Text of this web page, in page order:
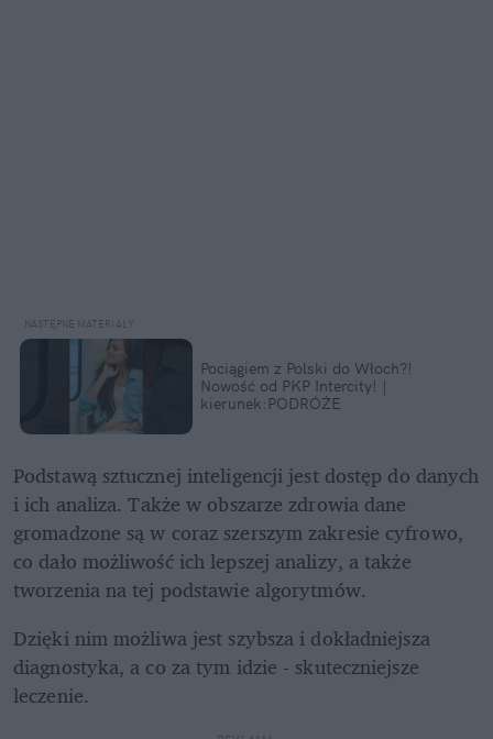
Pociągiem z Polski do Włoch?!
Nowość od PKP Intercity! |
kierunek:PODRÓŻE
Podstawą sztucznej inteligencji jest dostęp do danych
i ich analiza. Także w obszarze zdrowia dane
gromadzone są w coraz szerszym zakresie cyfrowo,
co dało możliwość ich lepszej analizy, a także
tworzenia na tej podstawie algorytmów.
Dzięki nim możliwa jest szybsza i dokładniejsza
diagnostyka, a co za tym idzie - skuteczniejsze
leczenie.